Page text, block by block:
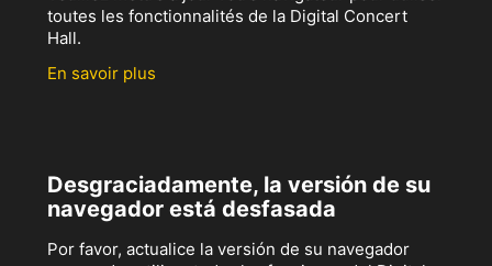
toutes les fonctionnalités de la Digital Concert
Hall.
En savoir plus
Desgraciadamente, la versión de su
navegador está desfasada
Por favor, actualice la versión de su navegador